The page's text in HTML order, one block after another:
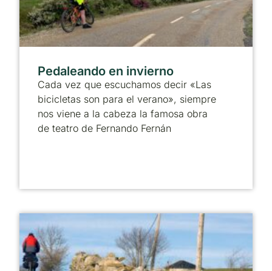
Pedaleando en invierno
Cada vez que escuchamos decir «Las
bicicletas son para el verano», siempre
nos viene a la cabeza la famosa obra
de teatro de Fernando Fernán